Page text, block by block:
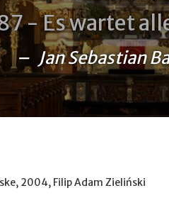
-Es wartet
– Jan Sebastian
2004, Filip Adam Zieliński